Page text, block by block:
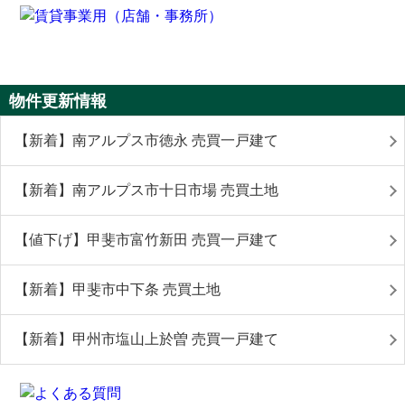
物件更新情報
【新着】南アルプス市徳永 売買一戸建て
【新着】南アルプス市十日市場 売買土地
【値下げ】甲斐市富竹新田 売買一戸建て
【新着】甲斐市中下条 売買土地
【新着】甲州市塩山上於曽 売買一戸建て